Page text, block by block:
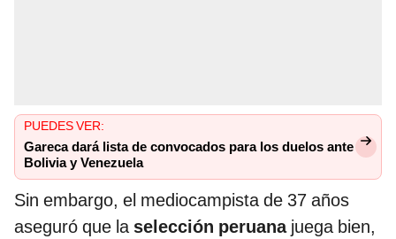
PUEDES VER:
Gareca dará lista de convocados para los duelos ante
Bolivia y Venezuela
Sin embargo, el mediocampista de 37 años
aseguró que la selección peruanajuega bien,